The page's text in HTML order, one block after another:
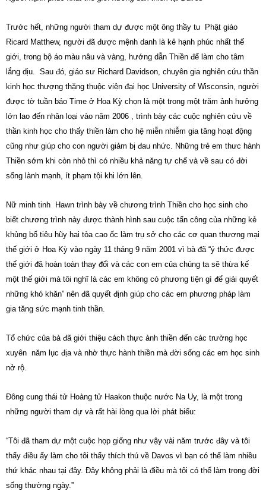
Trước hết, những người tham dự được một ông thầy tu Phật giáo
Ricard Matthew, người đã được mệnh danh là kẻ hạnh phúc nhất thế
giới, trong bộ áo màu nâu và vàng, hướng dẫn Thiền để làm cho tâm
lắng dịu. Sau đó, giáo sư Richard Davidson, chuyên gia nghiên cứu thần
kinh học thượng thặng thuộc viện đại học University of Wisconsin, người
được tờ tuần báo Time ở Hoa Kỳ chọn là một trong một trăm ảnh hưởng
lớn lao đến nhân loại vào năm 2006 , trình bày các cuộc nghiên cứu về
thần kinh học cho thấy thiền làm cho hệ miễn nhiễm gia tăng hoạt động
cũng như giúp cho con người giảm bị đau nhức. Những trẻ em thưc hành
Thiền sớm khi còn nhỏ thì có nhiều khả năng tự chế và về sau có đời
sống lành mạnh, ít phạm tội khi lớn lên.
Nữ minh tinh Hawn trình bày về chương trình Thiền cho học sinh cho
biết chương trình này được thành hình sau cuộc tấn công của những kẻ
khủng bố tiêu hũy hai tòa cao ốc làm trụ sở cho các cơ quan thương mại
thế giới ở Hoa Kỳ vào ngày 11 tháng 9 năm 2001 vì bà đã “ý thức được
thế giới đã hoàn toàn thay đổi và các con em của chúng ta sẽ thừa kế
một thế giới mà tôi nghĩ là các em không có phương tiện gì để giải quyết
những khó khăn” nên đã quyết định giúp cho các em phương pháp làm
gia tăng sức mạnh tinh thần.
Tổ chức của bà đã giới thiệu cách thực ành thiền đến các trường học
xuyên năm lục địa và nhờ thực hành thiền mà đời sống các em học sinh
nở rộ.
Đông cung thái tử Hoàng tử Haakon thuộc nước Na Uy, là một trong
những người tham dự và rất hài lòng qua lời phát biểu:
“Tôi đã tham dự một cuộc họp giống như vậy vài năm trước đây và tôi
thấy điều ấy làm cho tôi thấy thích thú về Davos vì bạn có thể làm nhiều
thứ khác nhau tại đây. Đây không phải là điều mà tôi có thể làm trong đời
sống thường ngày.”